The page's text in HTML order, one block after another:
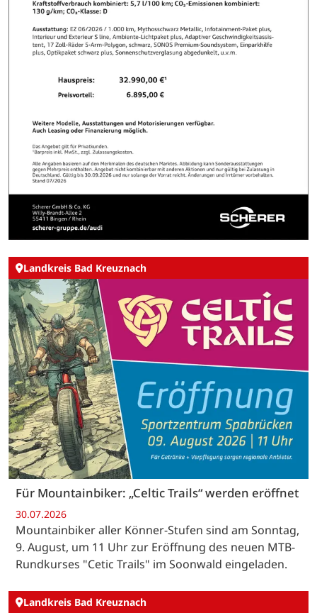
Landkreis Bad Kreuznach
Für Mountainbiker: „Celtic Trails“ werden eröffnet
30.07.2026
Mountainbiker aller Könner-Stufen sind am Sonntag,
9. August, um 11 Uhr zur Eröffnung des neuen MTB-
Rundkurses "Cetic Trails" im Soonwald eingeladen.
Landkreis Bad Kreuznach